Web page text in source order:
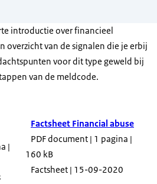
introductie over financieel
overzicht van de signalen die je erbij
voor dit type geweld bij
van de meldcode.
|
Factsheet Financial abuse
PDF document | 1 pagina |
160 kB
Factsheet | 15-09-2020